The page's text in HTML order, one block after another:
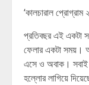
‘কালচারাল প্রোগ্রাম
প্রতিবছর এই একটা
ফেলার একটা সময়।
এসে ও অবাক। সবাই
হল্লোর লাগিয়ে